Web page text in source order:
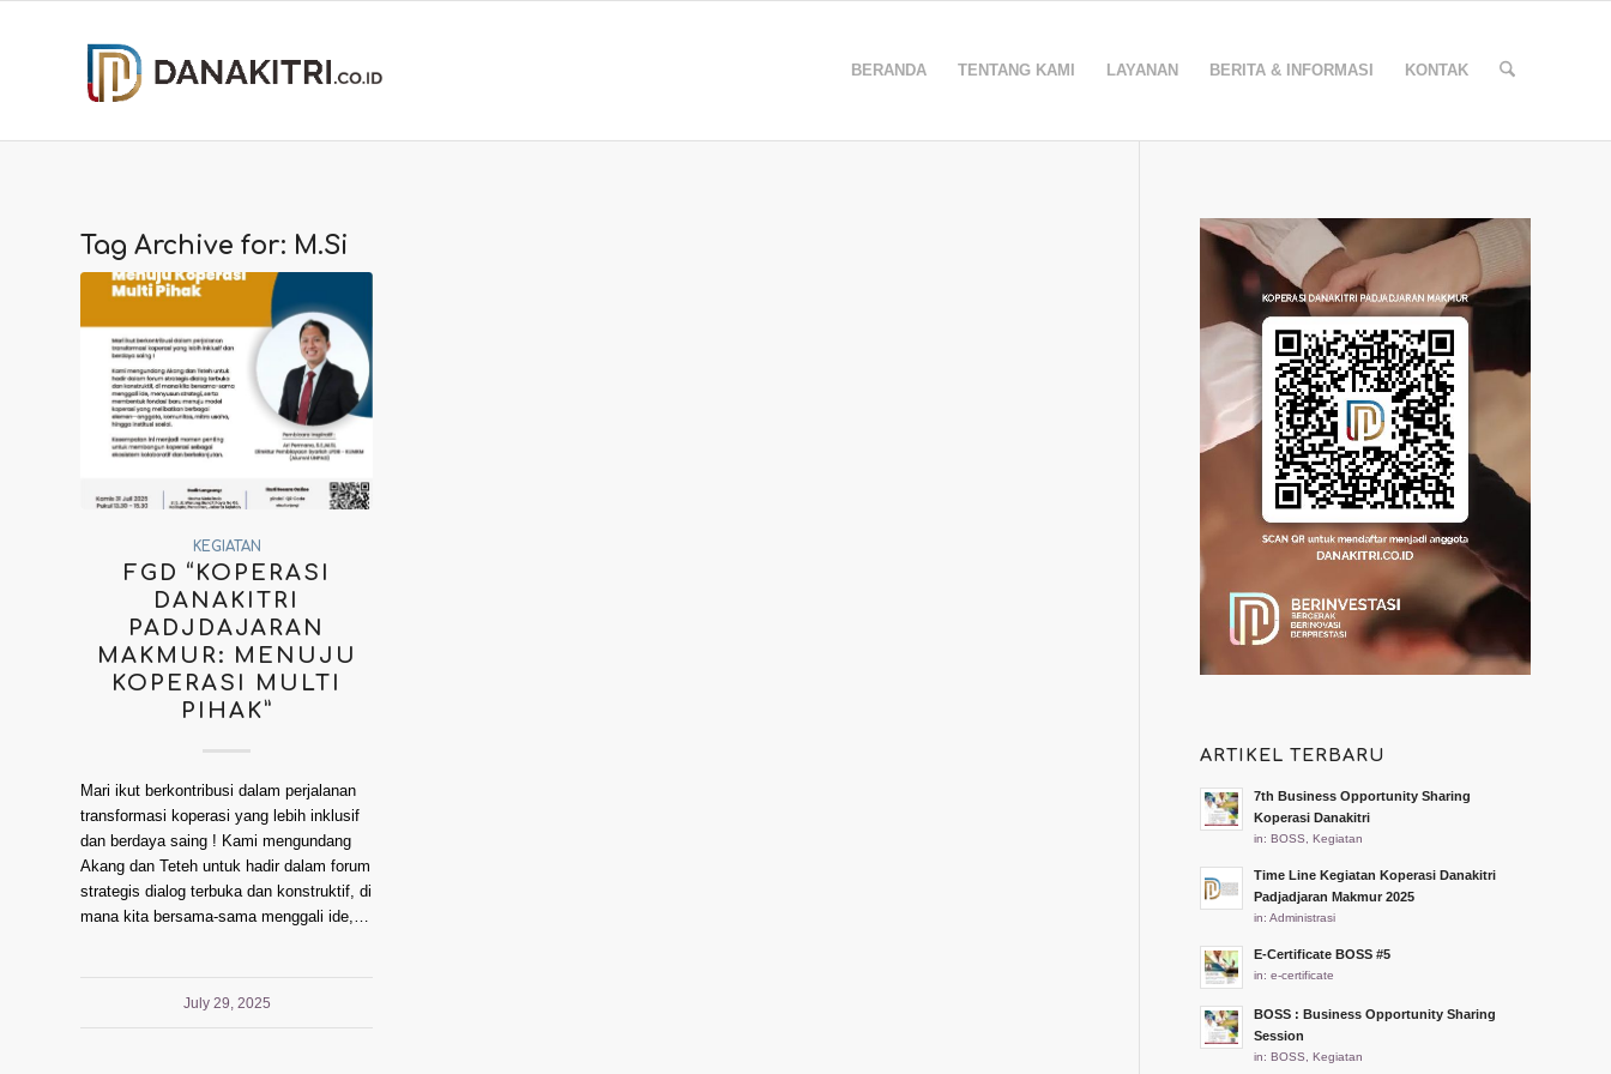
BERANDA TENTANG KAMI LAYANAN BERITA & INFORMASI KONTAK
Tag Archive for: M.Si
KEGIATAN
FGD “KOPERASI
DANAKITRI
PADJDAJARAN
MAKMUR: MENUJU
KOPERASI MULTI
PIHAK”
Mari ikut berkontribusi dalam perjalanan
transformasi koperasi yang lebih inklusif
dan berdaya saing ! Kami mengundang
Akang dan Teteh untuk hadir dalam forum
strategis dialog terbuka dan konstruktif, di
mana kita bersama-sama menggali ide,…
July 29, 2025
ARTIKEL TERBARU
7th Business Opportunity Sharing
Koperasi Danakitri
in:BOSS ,Kegiatan
Time Line Kegiatan Koperasi Danakitri
Padjadjaran Makmur 2025
in:Administrasi
E-Certificate BOSS #5
in:e-certificate
BOSS : Business Opportunity Sharing
Session
in:BOSS ,Kegiatan